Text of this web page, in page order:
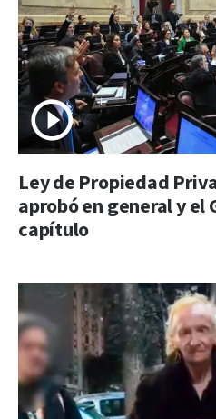
Ley de Propiedad
aprobó en general y el
capítulo